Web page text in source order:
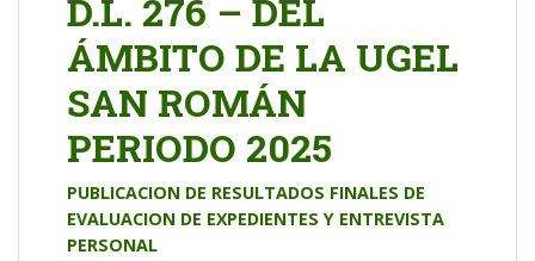
D.L. 276 – DEL
ÁMBITO DE LA UGEL
SAN ROMÁN
PERIODO 2025
PUBLICACION DE RESULTADOS FINALES DE
EVALUACION DE EXPEDIENTES Y ENTREVISTA
PERSONAL